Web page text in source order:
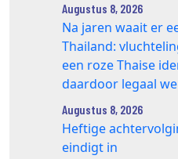
Augustus 8, 2026
Na jaren waait er
Thailand:
een roze Thaise
daardoor legaal
Augustus 8, 2026
Heftige
eindigt in